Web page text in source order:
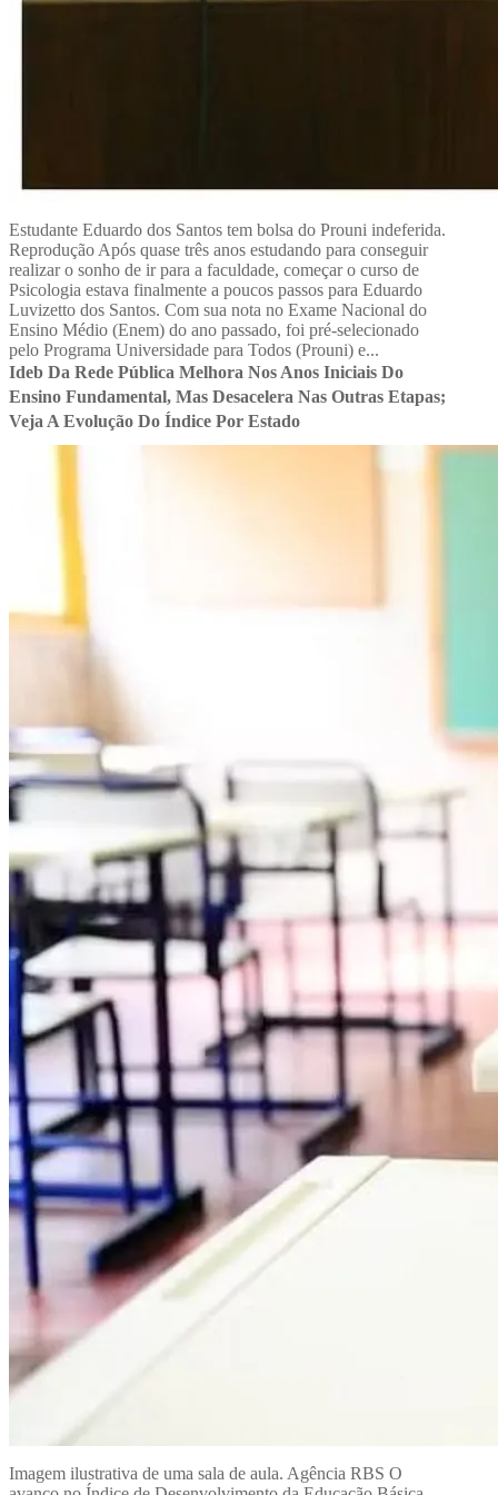
Estudante Eduardo dos Santos tem bolsa do Prouni indeferida.
Reprodução Após quase três anos estudando para conseguir
realizar o sonho de ir para a faculdade, começar o curso de
Psicologia estava finalmente a poucos passos para Eduardo
Luvizetto dos Santos. Com sua nota no Exame Nacional do
Ensino Médio (Enem) do ano passado, foi pré-selecionado
pelo Programa Universidade para Todos (Prouni) e...
Ideb Da Rede Pública Melhora Nos Anos Iniciais Do
Ensino Fundamental, Mas Desacelera Nas Outras Etapas;
Veja A Evolução Do Índice Por Estado
Imagem ilustrativa de uma sala de aula. Agência RBS O